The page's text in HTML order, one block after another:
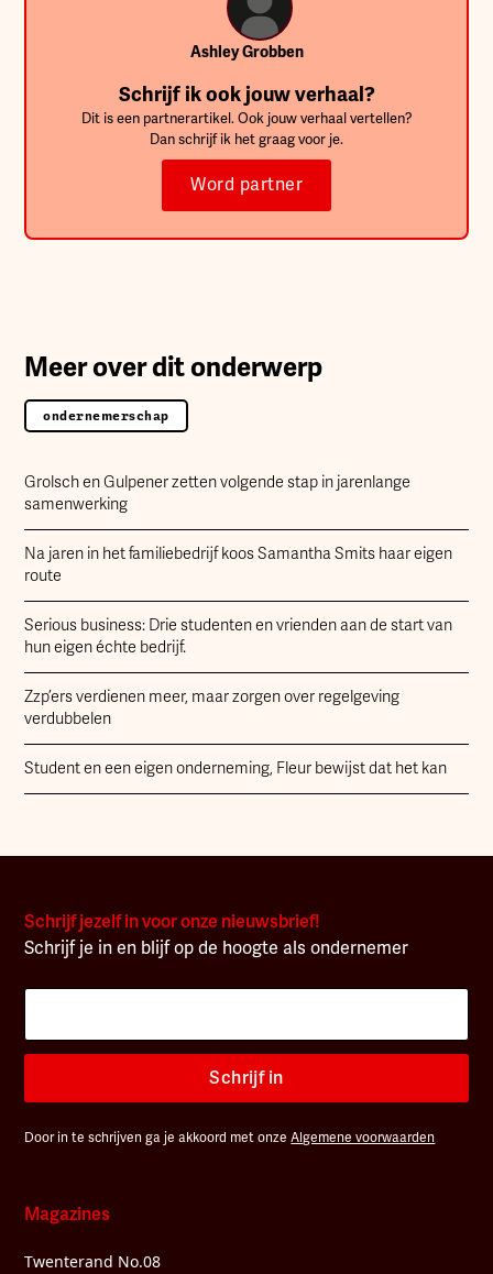
Ashley Grobben
Schrijf ik ook jouw verhaal?
Dit is een partnerartikel. Ook jouw verhaal vertellen?
Dan schrijf ik het graag voor je.
Word partner
Meer over dit onderwerp
ondernemerschap
Grolsch en Gulpener zetten volgende stap in jarenlange
samenwerking
Na jaren in het familiebedrijf koos Samantha Smits haar eigen
route
Serious business: Drie studenten en vrienden aan de start van
hun eigen échte bedrijf.
Zzp’ers verdienen meer, maar zorgen over regelgeving
verdubbelen
Student en een eigen onderneming, Fleur bewijst dat het kan
Schrijf jezelf in voor onze nieuwsbrief!
Schrijf je in en blijf op de hoogte als ondernemer
Schrijf in
Door in te schrijven ga je akkoord met onzeAlgemene voorwaarden
Magazines
Twenterand No.08